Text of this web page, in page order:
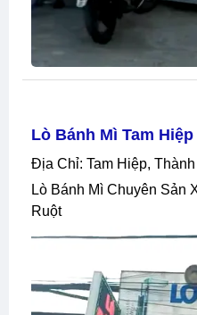
Lò Bánh Mì Tam Hiệp
Địa Chỉ: Tam Hiệp,
Lò Bánh Mì Chuyên Sản Xuất Bánh Mì Xốp - Đặc
Ruột